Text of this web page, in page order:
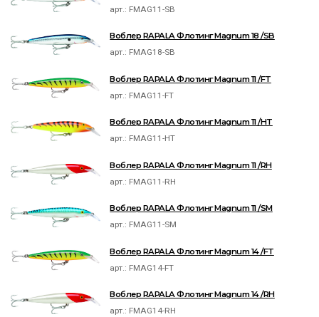
арт.: FMAG11-SB
Воблер RAPALA Флотинг Magnum 18 /SB
арт.: FMAG18-SB
Воблер RAPALA Флотинг Magnum 11 /FT
арт.: FMAG11-FT
Воблер RAPALA Флотинг Magnum 11 /HT
арт.: FMAG11-HT
Воблер RAPALA Флотинг Magnum 11 /RH
арт.: FMAG11-RH
Воблер RAPALA Флотинг Magnum 11 /SM
арт.: FMAG11-SM
Воблер RAPALA Флотинг Magnum 14 /FT
арт.: FMAG14-FT
Воблер RAPALA Флотинг Magnum 14 /RH
арт.: FMAG14-RH